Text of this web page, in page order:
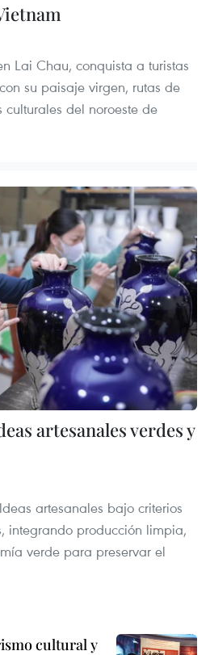
Lai Chau, conquista a turistas
su paisaje virgen, rutas de
del noroeste de
artesanales verdes y
artesanales bajo criterios
integrando producción limpia,
verde para preservar el
cultural y